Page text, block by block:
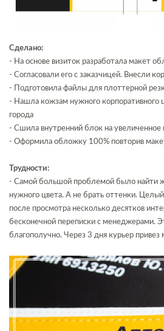
Сделано:
- На основе визиток разработала макет
- Согласовали его с заказчицей. Внесли
- Подготовила файлы для плоттерной
- Нашла кожзам нужного корпоративного
города
- Сшила внутренний блок на увеличенное
- Оформила обложку 100% повторив
Трудности:
- Самой большой проблемой было найти
нужного цвета. А не брать оттенки.
после просмотра несколько десятков
бесконечной переписки с менеджерами.
благополучно. Через 3 дня курьер